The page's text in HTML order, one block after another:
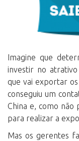
Imagine que
investir no
que vai exportar
conseguiu um
China e, como não
para realizar a
Mas os gerentes